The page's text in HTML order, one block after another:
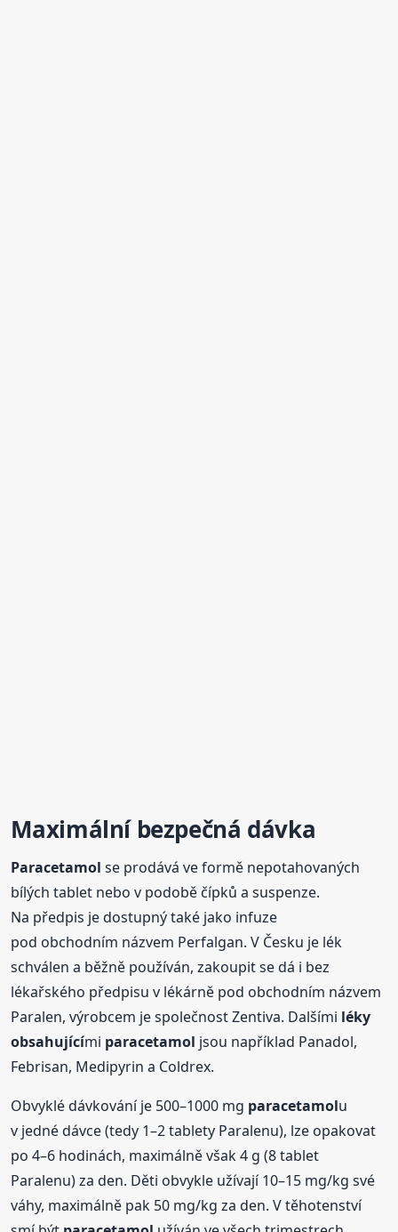
Maximální bezpečná dávka
Paracetamol se prodává ve formě nepotahovaných
bílých tablet nebo v podobě čípků a suspenze.
Na předpis je dostupný také jako infuze
pod obchodním názvem Perfalgan. V Česku je lék
schválen a běžně používán, zakoupit se dá i bez
lékařského předpisu v lékárně pod obchodním názvem
Paralen, výrobcem je společnost Zentiva. Dalšími léky
obsahujícími paracetamol jsou například Panadol,
Febrisan, Medipyrin a Coldrex.
Obvyklé dávkování je 500–1000 mg paracetamolu
v jedné dávce (tedy 1–2 tablety Paralenu), lze opakovat
po 4–6 hodinách, maximálně však 4 g (8 tablet
Paralenu) za den. Děti obvykle užívají 10–15 mg/kg své
váhy, maximálně pak 50 mg/kg za den. V těhotenství